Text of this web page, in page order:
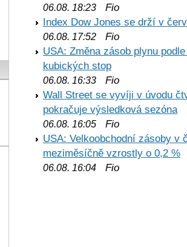
06.08. 18:23 Fio
Index Dow Jones se drží v
06.08. 17:52 Fio
USA: Změna zásob plynu
kubických stop
06.08. 16:33 Fio
Wall Street se vyvíji v úvodu
pokračuje výsledková sezóna
06.08. 16:05 Fio
USA: Velkoobchodní zásoby v
meziměsíčně vzrostly o 0,2 %
06.08. 16:04 Fio